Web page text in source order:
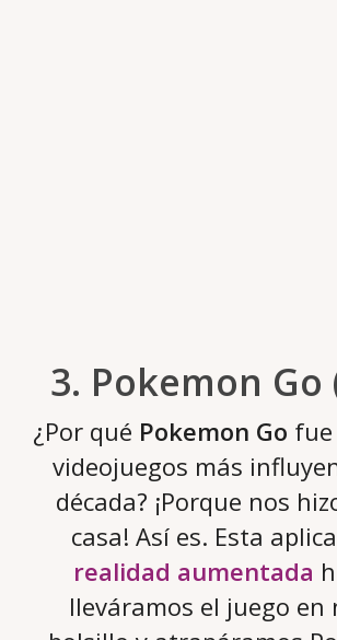
3. Pokemon Go
¿Por qué Pokemon Go
videojuegos más
década? ¡Porque nos
casa! Así es. Esta
realidad aumentada
lleváramos el juego en